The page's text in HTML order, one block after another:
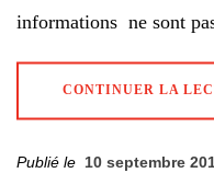
informations ne sont
CONTINUER LA
Publié le 10 septembre